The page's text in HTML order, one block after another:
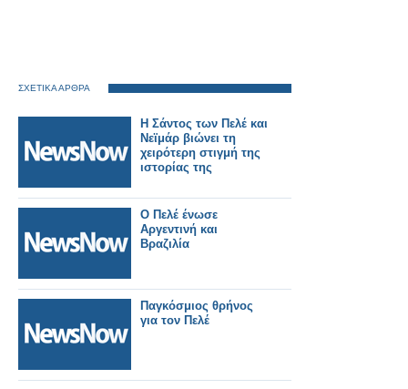
ΣΧΕΤΙΚΑ ΑΡΘΡΑ
Η Σάντος των Πελέ και
Νεϊμάρ βιώνει τη
χειρότερη στιγμή της
ιστορίας της
Ο Πελέ ένωσε
Αργεντινή και
Βραζιλία
Παγκόσμιος θρήνος
για τον Πελέ